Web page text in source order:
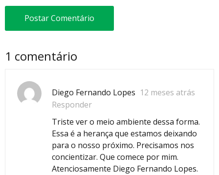
1 comentário
Diego Fernando Lopes 12 meses atrás
Responder
Triste ver o meio ambiente dessa forma.
Essa é a herança que estamos deixando
para o nosso próximo. Precisamos nos
concientizar. Que comece por mim.
Atenciosamente Diego Fernando Lopes.